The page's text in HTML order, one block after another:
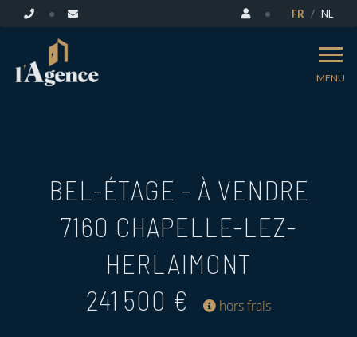
FR NL
MENU
BEL-ÉTAGE - À VENDRE
7160 CHAPELLE-LEZ-
HERLAIMONT
241 500 €
hors frais